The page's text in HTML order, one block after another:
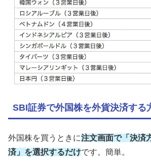
SBI証券で外国株を外貨決済する
外国株を買うときに注文画面で「決済
済」を選択するだけです。簡単。